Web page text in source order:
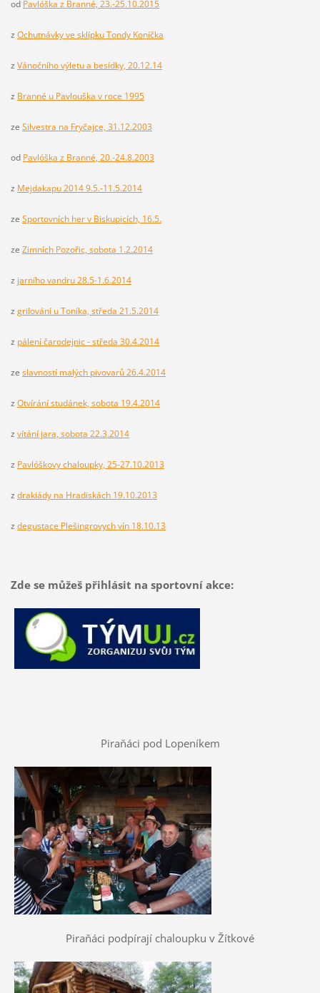
od Pavlóška z Branné, 23.-25.10.2015
z Ochutnávky ve sklípku Tondy Koníčka
z Vánočního výletu a besídky, 20.12.14
z Branné u Pavlouška v roce 1995
ze Silvestra na Fryčajce, 31.12.2003
od Pavlóška z Branné, 20.-24.8.2003
z Mejdakapu 2014 9.5.-11.5.2014
ze Sportovních her v Biskupicích, 16.5.
ze Zimních Pozořic, sobota 1.2.2014
z jarního vandru 28.5-1.6.2014
z grilování u Toníka, středa 21.5.2014
z pálení čarodejnic - středa 30.4.2014
ze slavností malých pivovarů 26.4.2014
z Otvírání studánek, sobota 19.4.2014
z vítání jara, sobota 22.3.2014
z Pavlóškovy chaloupky, 25-27.10.2013
z drakiády na Hradiskách 19.10.2013
z degustace Plešingrovych vín 18.10.13
Zde se můžeš přihlásit na sportovní akce:
Piraňáci pod Lopeníkem
Piraňáci podpírají chaloupku v Žítkové